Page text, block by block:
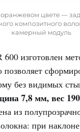
цвете —
композитного
камерный модуль
изготовлен
без видимых
7,8 мм, вес
из
при